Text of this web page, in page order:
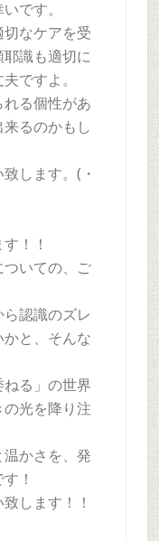
です。
なケアを受
識も適切に
ですよ。
る個性があ
るのかもし
します。(・
！！
ついての、ご
認識のズレ
と、そんな
る」の世界
光を降り注
かさを、発
！
します！！